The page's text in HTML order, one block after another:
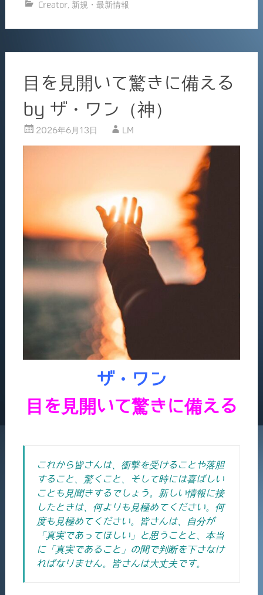
e
b
o
k
l
Creator, 新規・最新情報
目を見開いて驚きに備える
by ザ・ワン（神）
2026年6月13日 LM
ザ・ワン
目を見開いて驚きに備える
これから皆さんは、衝撃を受けることや落胆
すること、驚くこと、そして時には喜ばしい
ことも見聞きするでしょう。新しい情報に接
したときは、何よりも見極めてください。何
度も見極めてください。
皆さんは、自分が
「真実であってほしい」と思うことと、本当
に「真実であること」の間で判断を下さなけ
ればなりません。
皆さんは大丈夫です。